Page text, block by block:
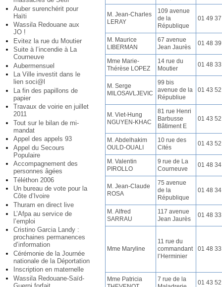
Auber surenchérit pour
Haïti
Wassila Redouane aux
JO !
Evitez la rue du Moutier
Suite à l’incendie à La
Courneuve
Aubermensuel
La Ville investit dans le
lien soci@l
La fin des papillons de
papier
Travaux de voirie en juillet
2011
Tout sur le bilan de mi-
mandat
Appel des appels 93
Appel du Secours
Populaire
Accompagnement des
personnes âgées
Téléthon 2006
Un bureau de vote pour la
Côte d’Ivoire
Thuram en direct live
L’Afpa au service de
l’emploi
Cristino Garcia Landy :
prochaines permanences
d’information
Cérémonie de la Journée
nationale de la Déportation
Inscription en maternelle
Wassila Redouane-Saïd-
M. Jean-Charles
LERAY
109 avenue
de la
République
01 49
M. Maurice
LIBERMAN
67 avenue
Jean Jaurès
01 48
Mme Marie-
Thérèse LOPEZ
14 rue du
Moutier
01 48
M. Serge
MILOSAVLJEVIC
99 bis
avenue de la
Républiue
01 43
M. Viet-Hung
NGUYEN-KHAC
81 rue Henri
Barbusse
Bâtiment E
01 43
M. Abdelhakim
OULD-OUALI
10 rue des
Cités
01 43
M. Valentin
PIROLLO
9 rue de La
Courneuve
01 48
M. Jean-Claude
ROSA
75 avenue
de la
République
01 48
M. Alfred
SARRAU
117 avenue
Jean Jaurès
01 48
Mme Maryline
11 rue du
commandant
l’Herminier
01 48
Mme Patricia
7 rue de la
01 43